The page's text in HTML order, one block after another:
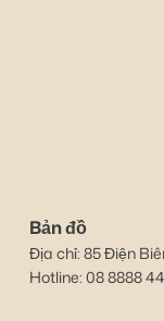
Bản đồ
Địa chỉ: 85 Điện
Hotline: 08 8888